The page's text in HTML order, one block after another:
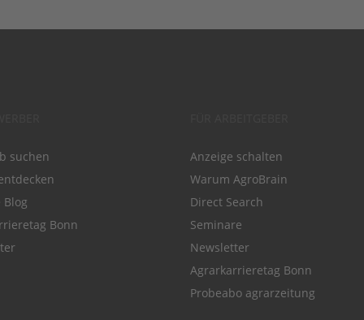
suchen
Bonn
Anzeige schalten
Warum AgroBrain
Direct Search
Seminare
Newsletter
Agrarkarrieretag Bonn
Probeabo agrarzeitung